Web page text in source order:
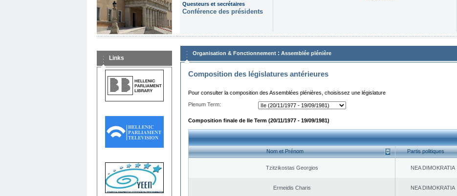
Questeurs et secrétaires
Conférence des présidents
Links
Organisation & Fonctionnement : Assemblée plénière
Composition des législatures antérieures
Pour consulter la composition des Assemblées plénières, choisissez une législature
Plenum Term:
Composition finale de IIe Term (20/11/1977 - 19/09/1981)
Nom et Prénom Partis politiques
Tzitzikostas Georgios NEA DΙMOKRATIA
Ermeidis Charis NEA DΙMOKRATIA